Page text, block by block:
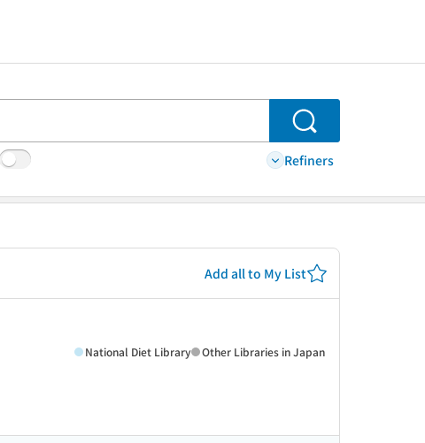
Search
Refiners
Add all to My List
National Diet Library Other Libraries in Japan